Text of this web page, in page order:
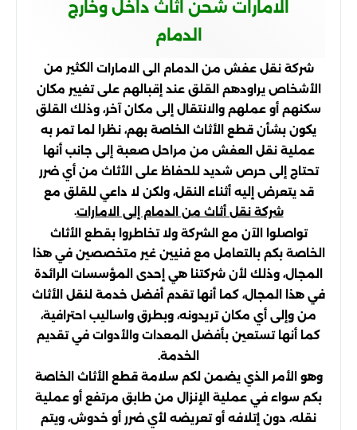
الامارات شحن اثاث داخل وخارج
الدمام
شركة نقل عفش من الدمام الى الامارات الكثير من
الأشخاص يراودهم القلق عند إقبالهم على تغيير مكان
سكنهم أو عملهم والانتقال إلى مكان آخر، وذلك القلق
يكون بشأن قطع الأثاث الخاصة بهم، نظرا لما تمر به
عملية نقل العفش من مراحل صعبة إلى جانب أنها
تحتاج إلى حرص شديد للحفاظ على الأثاث من أي ضرر
قد يتعرض إليه أثناء النقل، ولكن لا داعي للقلق مع
شركة نقل أثاث من الدمام إلى الامارات.
تواصلوا الآن مع الشركة ولا تخاطروا بقطع الأثاث
الخاصة بكم بالتعامل مع فنيين غير متخصصين في هذا
المجال، وذلك لأن شركتنا هي إحدى المؤسسات الرائدة
في هذا المجال، كما أنها تقدم أفضل خدمة لنقل الأثاث
من وإلى أي مكان تريدونه، وبطرق واساليب احترافية،
كما أنها تستعين بأفضل المعدات والأدوات في تقديم
الخدمة.
وهو الأمر الذي يضمن لكم سلامة قطع الأثاث الخاصة
بكم سواء في عملية الإنزال من طابق مرتفع أو عملية
نقله، دون إتلافه أو تعريضه لأي ضرر أو خدوش، ويتم